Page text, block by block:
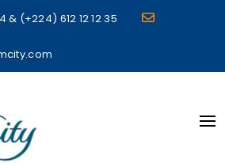
& (+224) 612 12 12 35